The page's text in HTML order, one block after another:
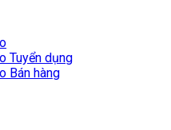
Tuyển dụng
Bán hàng